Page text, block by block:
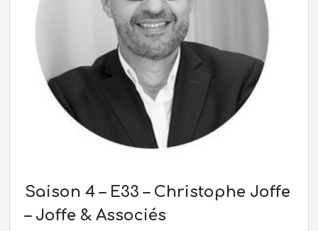
Saison 4 – E33 – Christophe Joffe
– Joffe & Associés